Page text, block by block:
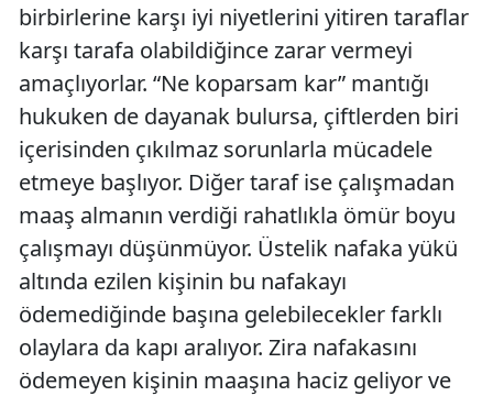
birbirlerine karşı iyi niyetlerini yitiren taraflar
karşı tarafa olabildiğince zarar vermeyi
amaçlıyorlar. “Ne koparsam kar” mantığı
hukuken de dayanak bulursa, çiftlerden biri
içerisinden çıkılmaz sorunlarla mücadele
etmeye başlıyor. Diğer taraf ise çalışmadan
maaş almanın verdiği rahatlıkla ömür boyu
çalışmayı düşünmüyor. Üstelik nafaka yükü
altında ezilen kişinin bu nafakayı
ödemediğinde başına gelebilecekler farklı
olaylara da kapı aralıyor. Zira nafakasını
ödemeyen kişinin maaşına haciz geliyor ve